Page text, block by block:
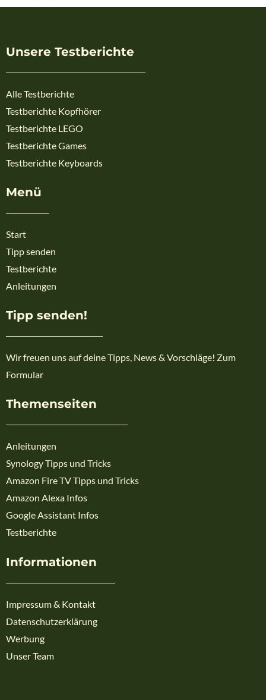
Unsere Testberichte
Alle Testberichte
Testberichte Kopfhörer
Testberichte LEGO
Testberichte Games
Testberichte Keyboards
Menü
Start
Tipp senden
Testberichte
Anleitungen
Tipp senden!
Wir freuen uns auf deine Tipps, News & Vorschläge! Zum
Formular
Themenseiten
Anleitungen
Synology Tipps und Tricks
Amazon Fire TV Tipps und Tricks
Amazon Alexa Infos
Google Assistant Infos
Testberichte
Informationen
Impressum & Kontakt
Datenschutzerklärung
Werbung
Unser Team